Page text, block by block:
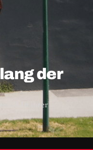
der
U1 in ihrer